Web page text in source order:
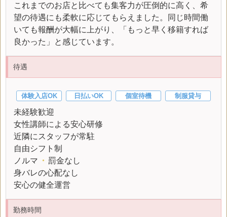
これまでのお店と比べても集客力が圧倒的に高く、希
望の待遇にも柔軟に応じてもらえました。同じ時間働
いても報酬が大幅に上がり、「もっと早く移籍すれば
良かった」と感じています。
待遇
体験入店OK 日払いOK 個室待機 制服貸与
未経験歓迎
女性講師による安心研修
近隣にスタッフが常駐
自由シフト制
ノルマ ・ 罰金なし
身バレの心配なし
安心の健全運営
勤務時間